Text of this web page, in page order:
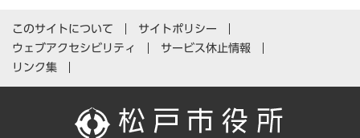
このサイトについて
サイトポリシー
ウェブアクセシビリティ
サービス休止情報
リンク集